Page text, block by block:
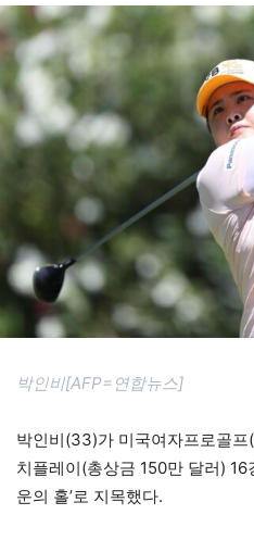
박인비[AFP=연합뉴스]
박인비(33)가 미국여자프로골프
치플레이(총상금 150만 달러) 16
운의 홀’로 지목했다.